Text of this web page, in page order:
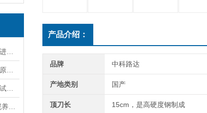
产品介绍：
品牌 中科路达
产地类别 国产
顶刀长 15cm，是高硬度钢制成